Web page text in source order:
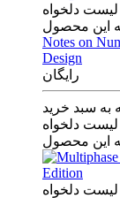
لیست دلخواه
این محصول
Notes on
Design
رایگان
به سبد خرید
لیست دلخواه
این محصول
لیست دلخواه